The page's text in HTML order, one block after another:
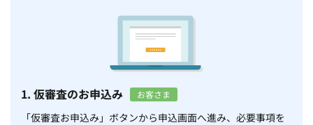
1. 仮審査のお申込み お客さま
「仮審査お申込み」ボタンから申込画面へ進み、必要事項を